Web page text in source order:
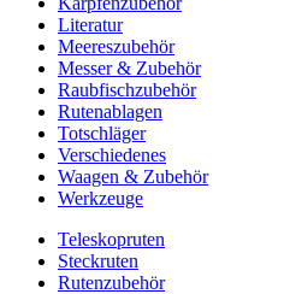
Literatur
Meereszubehör
Messer & Zubehör
Raubfischzubehör
Rutenablagen
Totschläger
Verschiedenes
Waagen & Zubehör
Werkzeuge
Teleskopruten
Steckruten
Rutenzubehör